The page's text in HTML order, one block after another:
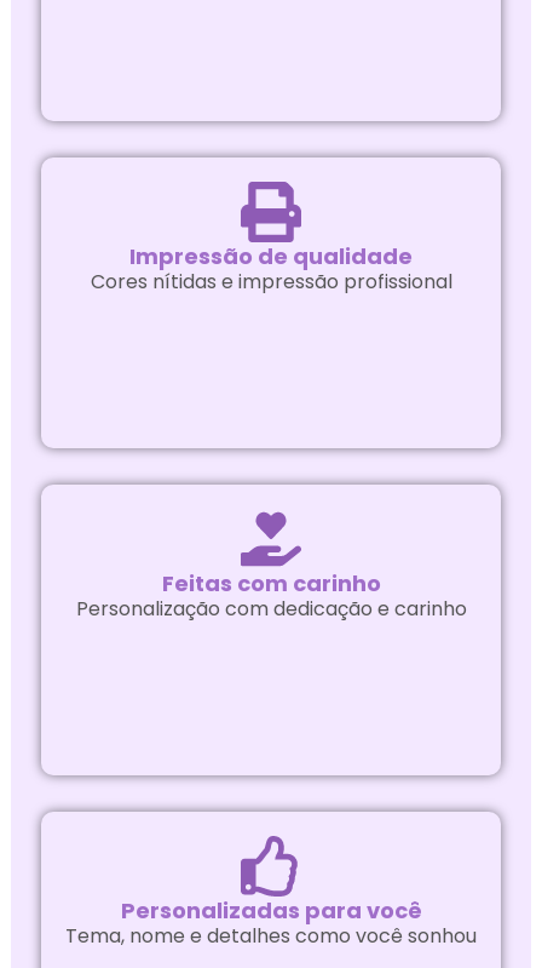
Impressão de qualidade
Cores nítidas e impressão profissional
Feitas com carinho
Personalização com dedicação e carinho
Personalizadas para você
Tema, nome e detalhes como você sonhou